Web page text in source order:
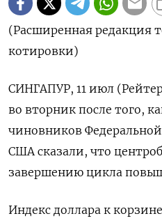
(Расширенная редакция
котировки)
СИНГАПУР, 11 июл
во вторник после того,
чиновников
США сказали, что
завершению цикла
Индекс доллара к